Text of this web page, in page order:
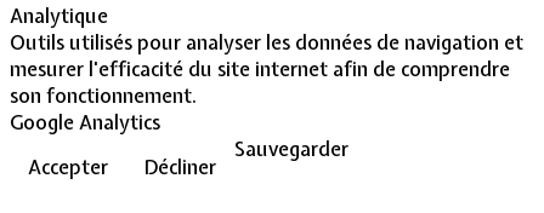
Analytique
Outils utilisés pour analyser les données de navigation et
mesurer l'efficacité du site internet afin de comprendre
son fonctionnement.
Google Analytics
Accepter
Décliner
Sauvegarder